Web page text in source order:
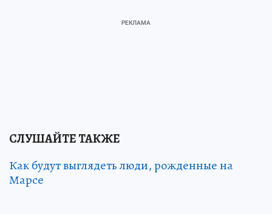
СЛУШАЙТЕ ТАКЖЕ
Как будут выглядеть люди, рожденные на
Марсе